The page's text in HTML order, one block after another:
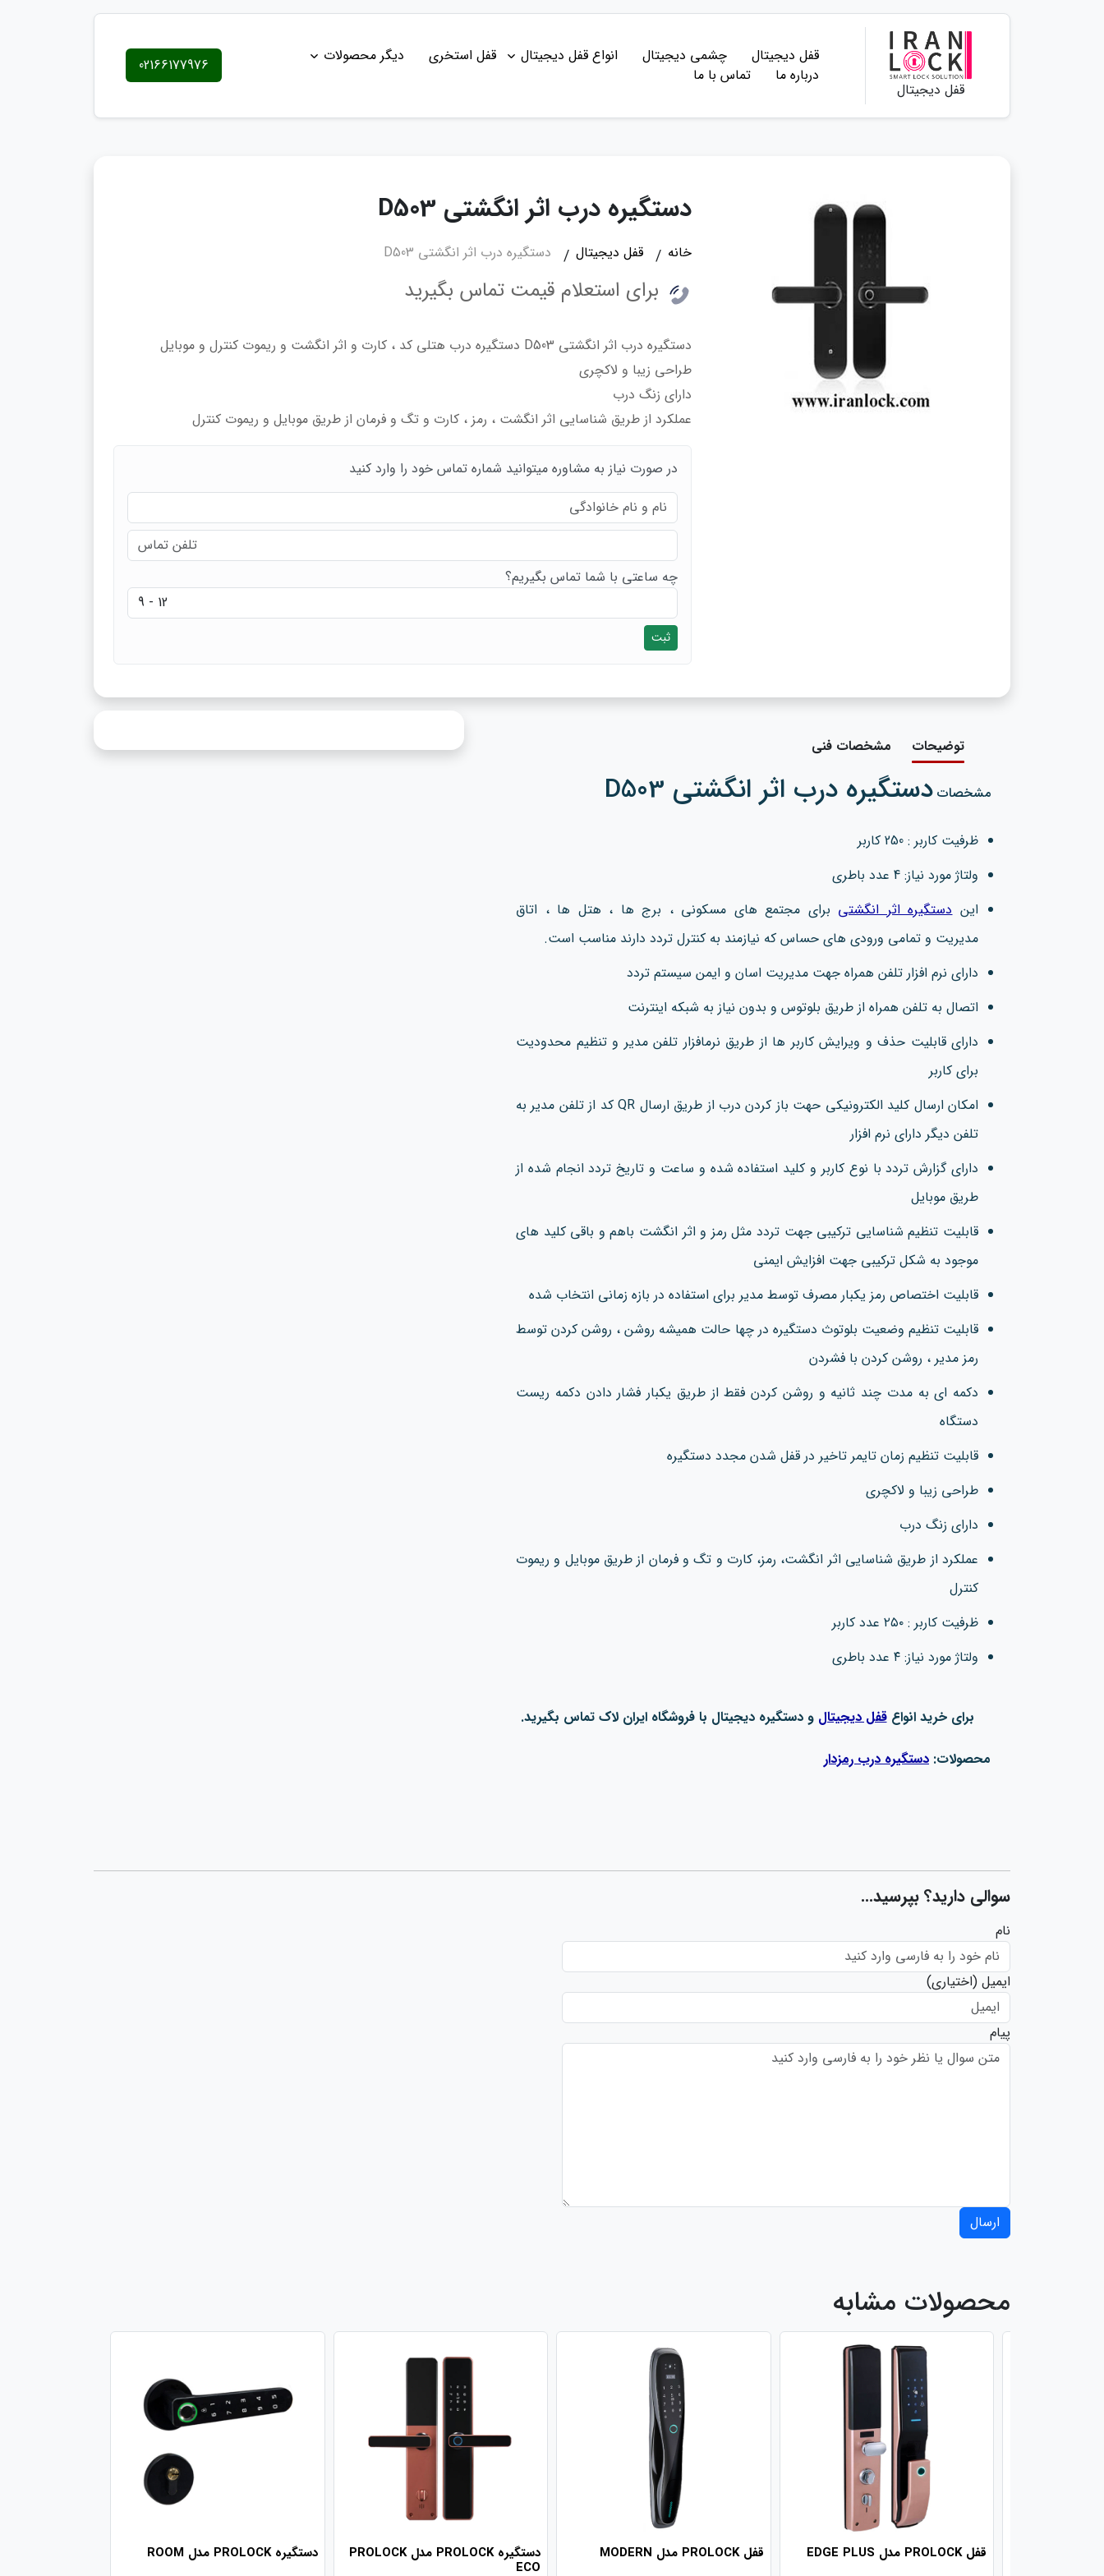
قفل دیجیتال
قفل دیجیتال چشمی دیجیتال انواع قفل دیجیتال قفل استخری
دیگر محصولات
درباره ما
تماس با ما 02166177976
دستگیره درب اثر انگشتی D503
خانه قفل دیجیتال دستگیره درب اثر انگشتی D503
برای استعلام قیمت تماس بگیرید
دستگیره درب اثر انگشتی D503 دستگیره درب هتلی کد ، کارت و اثر انگشت و ریموت کنترل و موبایل
طراحی زیبا و لاکچری
دارای زنگ درب
عملکرد از طریق شناسایی اثر انگشت ، رمز ، کارت و تگ و فرمان از طریق موبایل و ریموت کنترل
در صورت نیاز به مشاوره میتوانید شماره تماس خود را وارد کنید
چه ساعتی با شما تماس بگیریم؟
ثبت
توضیحات مشخصات فنی
مشخصات دستگیره درب اثر انگشتی D503
ظرفیت کاربر : 250 کاربر
ولتاژ مورد نیاز: 4 عدد باطری
ایندستگیره اثر انگشتی برای مجتمع های مسکونی ، برج ها ، هتل ها ، اتاق
مدیریت و تمامی ورودی های حساس که نیازمند به کنترل تردد دارند مناسب است.
دارای نرم افزار تلفن همراه جهت مدیریت اسان و ایمن سیستم تردد
اتصال به تلفن همراه از طریق بلوتوس و بدون نیاز به شبکه اینترنت
دارای قابلیت حذف و ویرایش کاربر ها از طریق نرمافزار تلفن مدیر و تنظیم محدودیت
برای کاربر
امکان ارسال کلید الکترونیکی حهت باز کردن درب از طریق ارسال QR کد از تلفن مدیر به
تلفن دیگر دارای نرم افزار
دارای گزارش تردد با نوع کاربر و کلید استفاده شده و ساعت و تاریخ تردد انجام شده از
طریق موبایل
قابلیت تنظیم شناسایی ترکیبی جهت تردد مثل رمز و اثر انگشت باهم و باقی کلید های
موجود به شکل ترکیبی جهت افزایش ایمنی
قابلیت اختصاص رمز یکبار مصرف توسط مدیر برای استفاده در بازه زمانی انتخاب شده
قابلیت تنظیم وضعیت بلوتوث دستگیره در چها حالت همیشه روشن ، روشن کردن توسط
رمز مدیر ، روشن کردن با فشردن
دکمه ای به مدت چند ثانیه و روشن کردن فقط از طریق یکبار فشار دادن دکمه ریست
دستگاه
قابلیت تنظیم زمان تایمر تاخیر در قفل شدن مجدد دستگیره
طراحی زیبا و لاکچری
دارای زنگ درب
عملکرد از طریق شناسایی اثر انگشت، رمز، کارت و تگ و فرمان از طریق موبایل و ریموت
کنترل
ظرفیت کاربر : ۲۵۰ عدد کاربر
ولتاژ مورد نیاز: ۴ عدد باطری
برای خرید انواعقفل دیجیتال و دستگیره دیجیتال با فروشگاه ایران لاک تماس بگیرید.
محصولات: دستگیره درب رمزدار
سوالی دارید؟ بپرسید...
نام
ایمیل (اختیاری)
پیام
ارسال
محصولات مشابه
دستگیره PROLOCK مدل ROOM دستگیره PROLOCK مدل PROLOCK
ECO
قفل PROLOCK مدل MODERN قفل PROLOCK مدل EDGE PLUS